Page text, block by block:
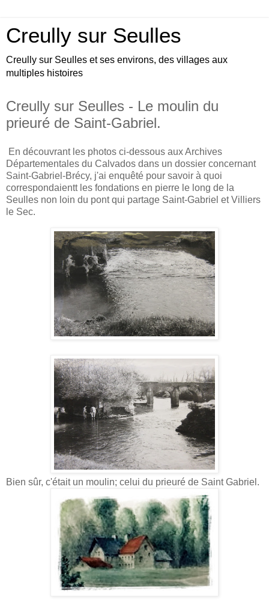
Creully sur Seulles
Creully sur Seulles et ses environs, des villages aux
multiples histoires
Creully sur Seulles - Le moulin du
prieuré de Saint-Gabriel.
En découvrant les photos ci-dessous aux Archives
Départementales du Calvados dans un dossier concernant
Saint-Gabriel-Brécy, j'ai enquêté pour savoir à quoi
correspondaientt les fondations en pierre le long de la
Seulles non loin du pont qui partage Saint-Gabriel et Villiers
le Sec.
Bien sûr, c'était un moulin; celui du prieuré de Saint Gabriel.